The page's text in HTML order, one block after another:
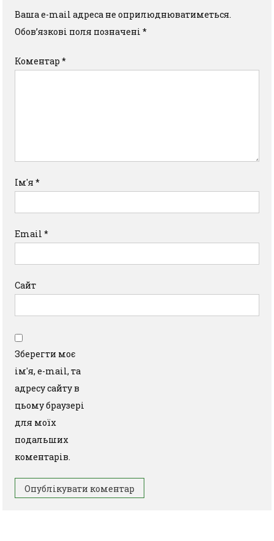
Ваша e-mail адреса не оприлюднюватиметься.
Обов’язкові поля позначені*
Коментар*
Ім'я*
Email*
Сайт
Зберегти моє
ім'я, e-mail, та
адресу сайту в
цьому браузері
для моїх
подальших
коментарів.